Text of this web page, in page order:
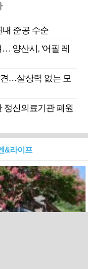
내 준공 수순
양산시, '어필 레
…살상력 없는 모
정신의료기관 폐원
&라이프